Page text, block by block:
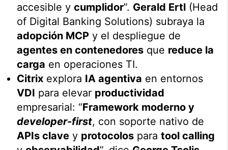
accesible ycumplidor”. Gerald Ertl (Head
of Digital Banking Solutions) subraya la
adopción MCP y el despliegue de
agentes en contenedores que reduce la
carga en operaciones TI.
Citrix explora IA agentiva en entornos
VDI para elevar productividad
empresarial: “Framework moderno y
developer-first, con soporte nativo de
APIs clave y protocolos paratool calling